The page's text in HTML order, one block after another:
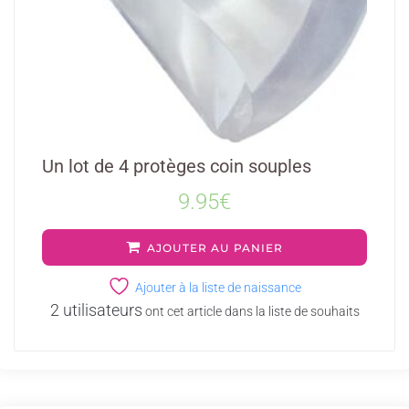
Un lot de 4 protèges coin souples
9.95€
AJOUTER AU PANIER
Ajouter à la liste de naissance
2 utilisateurs ont cet article dans la liste de souhaits